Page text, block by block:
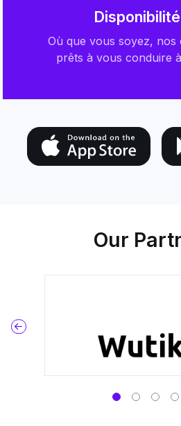
Où que vous soyez,
prêts à vous conduire
Our